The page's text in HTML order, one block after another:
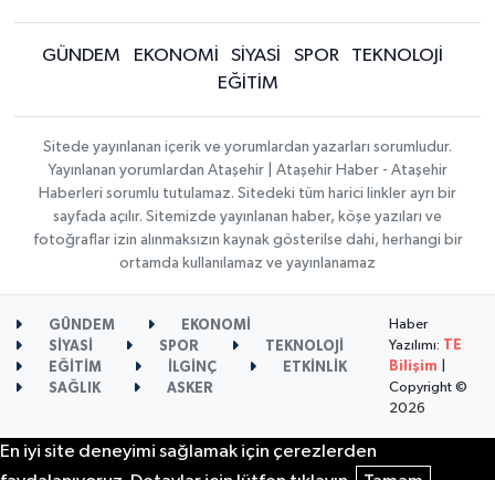
GÜNDEM EKONOMİ SİYASİ SPOR
TEKNOLOJİ
EĞİTİM
Sitede yayınlanan içerik ve yorumlardan yazarları sorumludur.
Yayınlanan yorumlardan Ataşehir | Ataşehir Haber - Ataşehir
Haberleri sorumlu tutulamaz. Sitedeki tüm harici linkler ayrı bir
sayfada açılır. Sitemizde yayınlanan haber, köşe yazıları ve
fotoğraflar izin alınmaksızın kaynak gösterilse dahi, herhangi bir
ortamda kullanılamaz ve yayınlanamaz
GÜNDEM
EKONOMİ
SİYASİ
SPOR
TEKNOLOJİ
EĞİTİM
İLGİNÇ
ETKİNLİK
SAĞLIK
ASKER
Haber
Yazılımı:
TE
Bilişim
Copyright ©
2026
En iyi site deneyimi sağlamak için çerezlerden